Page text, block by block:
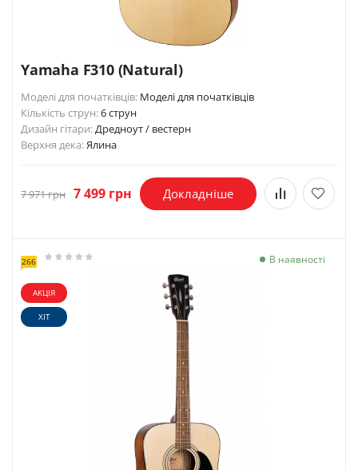
Yamaha F310 (Natural)
Моделі для початківців: Моделі для початківців
Кількість струн:6 струн
Дизайн гітари:Дредноут / вестерн
Верхня дека:Ялина
7 971 грн 7 499 грн Докладніше
266 В наявності
АКЦІЯ
ХІТ